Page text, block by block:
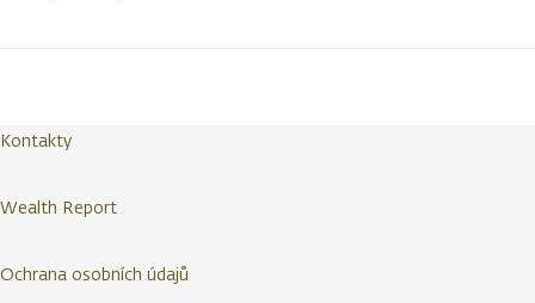
Kontakty
Wealth Report
Ochrana osobních údajů